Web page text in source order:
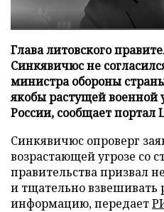
Глава литовского
Синкявичюс не
министра обороны
якобы растущей военной
России, сообщает портал
Синкявичюс опроверг
возрастающей угрозе со
правительства призвал
и тщательно взвешивать
информацию, передает